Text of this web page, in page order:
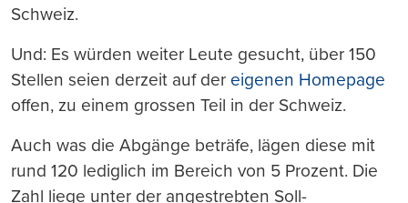
Schweiz.
Und: Es würden weiter Leute gesucht, über 150
Stellen seien derzeit auf der eigenen Homepage
offen, zu einem grossen Teil in der Schweiz.
Auch was die Abgänge beträfe, lägen diese mit
rund 120 lediglich im Bereich von 5 Prozent. Die
Zahl liege unter der angestrebten Soll-